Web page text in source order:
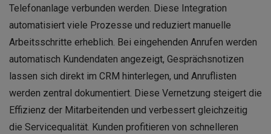
Telefonanlage verbunden werden. Diese Integration
automatisiert viele Prozesse und reduziert manuelle
Arbeitsschritte erheblich. Bei eingehenden Anrufen werden
automatisch Kundendaten angezeigt, Gesprächsnotizen
lassen sich direkt im CRM hinterlegen, und Anruflisten
werden zentral dokumentiert. Diese Vernetzung steigert die
Effizienz der Mitarbeitenden und verbessert gleichzeitig
die Servicequalität. Kunden profitieren von schnelleren